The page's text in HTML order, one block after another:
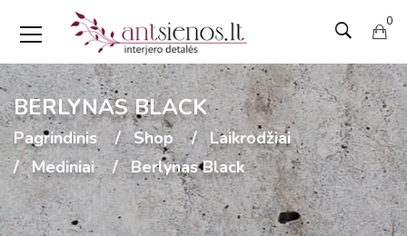
0
BERLYNAS BLACK
Pagrindinis Shop
Laikrodžiai
Mediniai
Berlynas Black